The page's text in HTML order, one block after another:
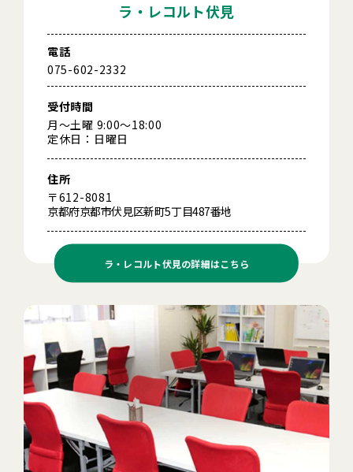
ラ・レコルト伏見
電話
075-602-2332
受付時間
月～土曜 9:00～18:00
定休日：日曜日
住所
〒612-8081
京都府京都市伏見区新町5丁目487番地
ラ・レコルト伏見の詳細はこちら